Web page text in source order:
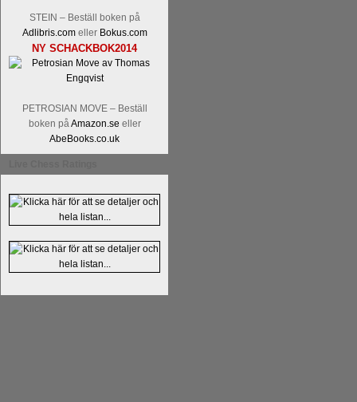
STEIN – Beställ boken på
Adlibris.comeller Bokus.com
NY SCHACKBOK2014
PETROSIAN MOVE – Beställ
boken på Amazon.se eller
AbeBooks.co.uk